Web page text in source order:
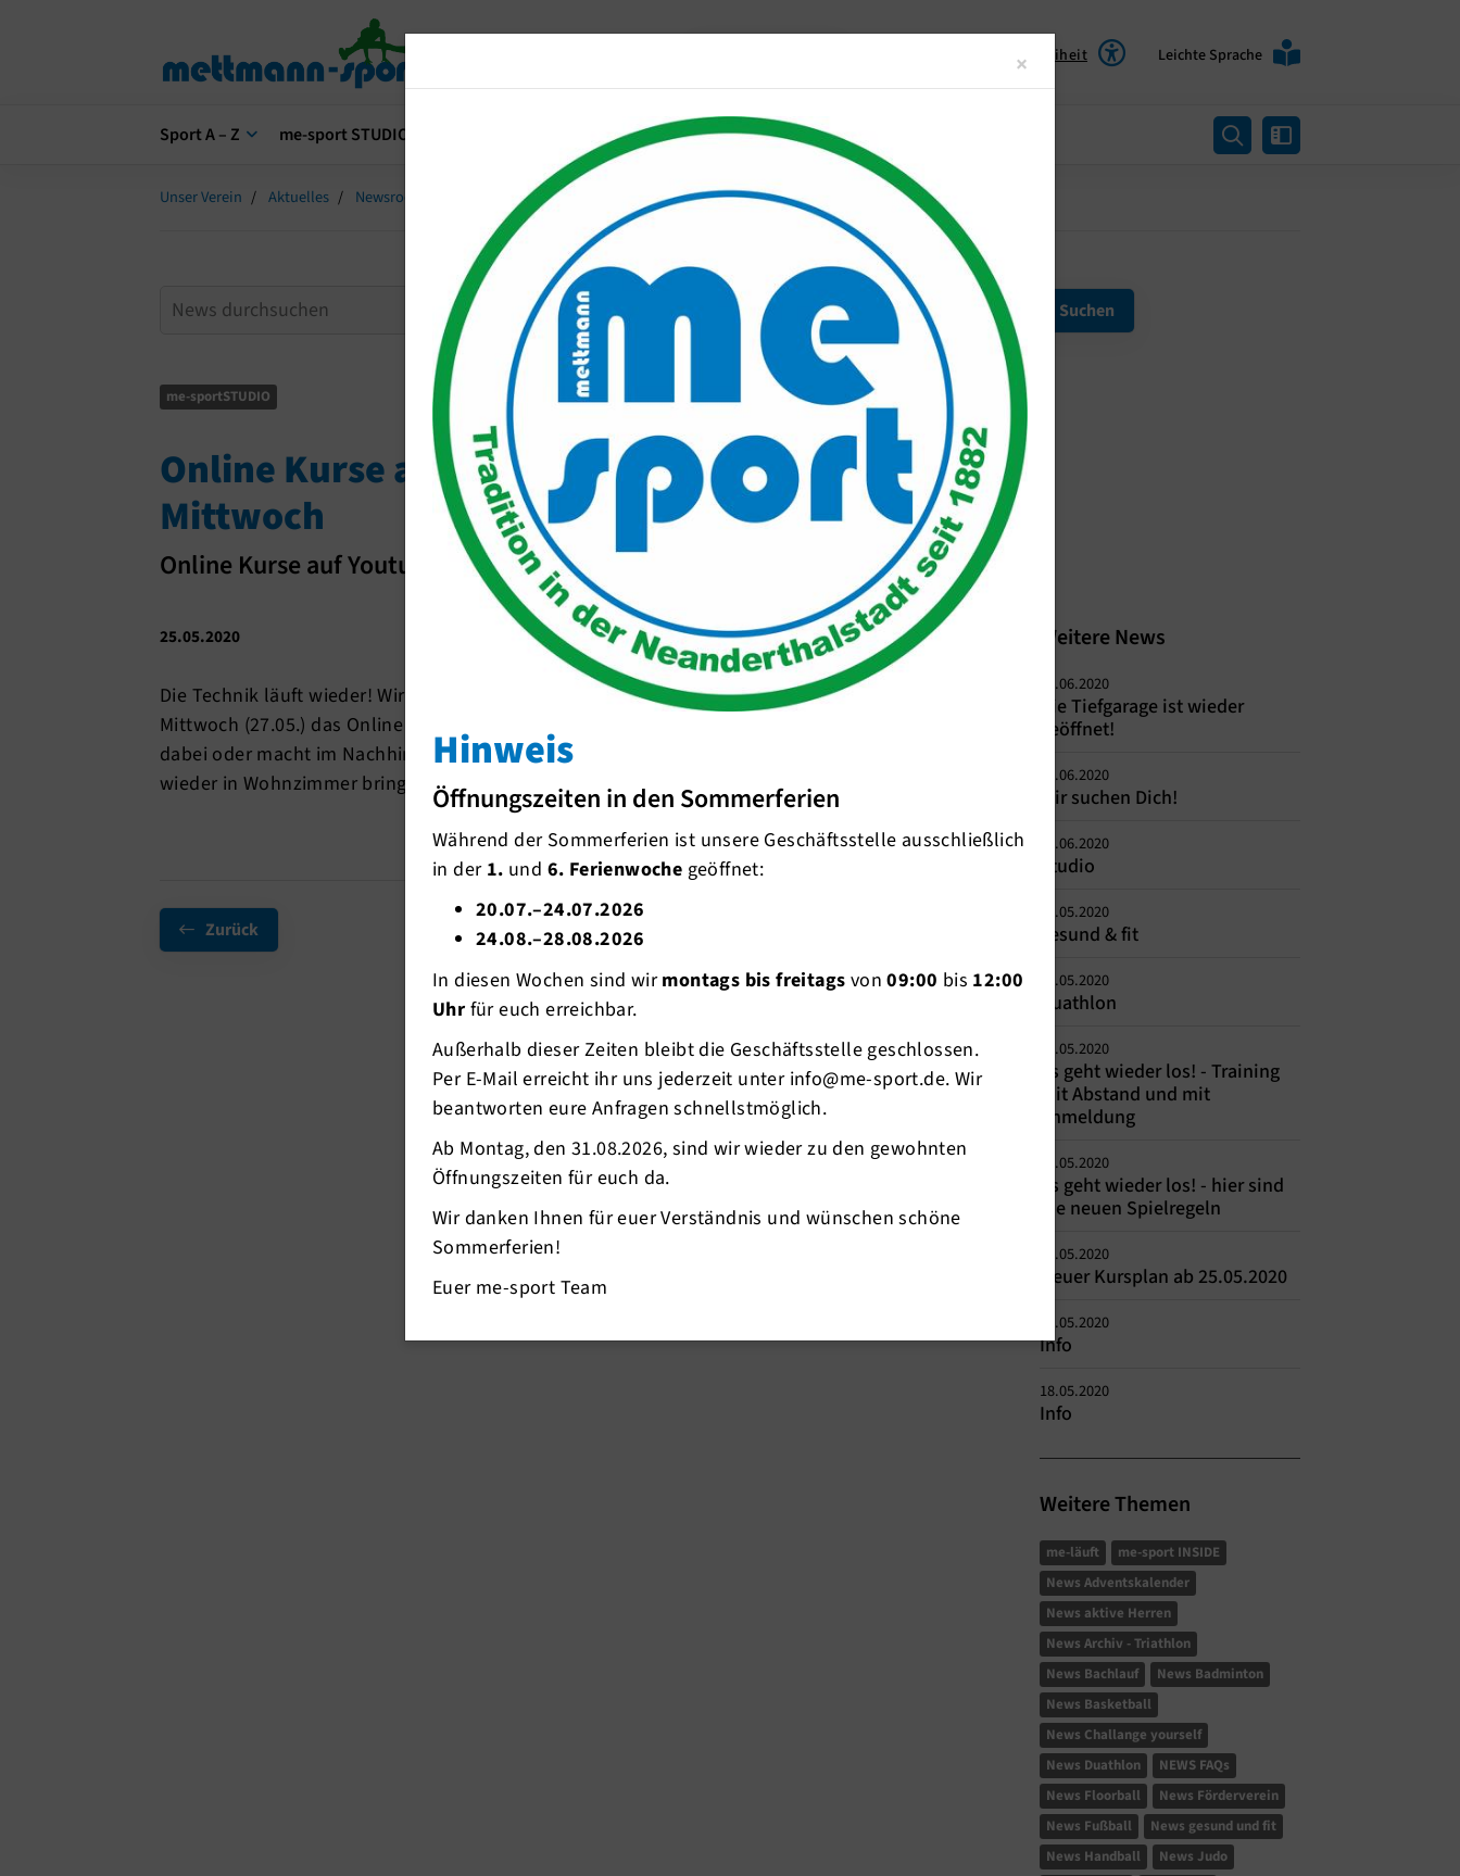
Barrierefreiheit Leichte Sprache
Sport A – Z me-sport STUDIO Unser Verein Mitgliederservice
Unser Verein Aktuelles Newsroom Online Kurse auf Youtube wieder ab Mittwoch
me-sportSTUDIO
Online Kurse auf Youtube wieder ab
Mittwoch
Online Kurse auf Youtube wieder ab Mittwoch
25.05.2020
Die Technik läuft wieder! Wir sind sehr froh euch mitteilen zu können, dass ab diesem
Mittwoch (27.05.) das Online Kursprogramm auf Youtube weiter gehen kann. Seid Live
dabei oder macht im Nachhinein die Aufzeichnung mit! Wir freuen uns, euch den Sport
wieder in Wohnzimmer bringen zu können!
Zurück
Weitere News
08.06.2020
Die Tiefgarage ist wieder
geöffnet!
03.06.2020
Wir suchen Dich!
03.06.2020
Studio
27.05.2020
gesund & fit
25.05.2020
Duathlon
23.05.2020
Es geht wieder los! - Training
mit Abstand und mit
Anmeldung
22.05.2020
Es geht wieder los! - hier sind
die neuen Spielregeln
19.05.2020
Neuer Kursplan ab 25.05.2020
19.05.2020
Info
18.05.2020
Info
Weitere Themen
me-läuft
me-sport INSIDE
News Adventskalender
News aktive Herren
News Archiv - Triathlon
News Bachlauf
News Badminton
News Basketball
News Challange yourself
News Duathlon
NEWS FAQs
News Floorball
News Förderverein
News Fußball
News gesund und fit
News Handball
News Judo
× Close
Hinweis
Öffnungszeiten in den Sommerferien
Während der Sommerferien ist unsere Geschäftsstelle ausschließlich
in der1. und 6. Ferienwoche geöffnet:
20.07.–24.07.2026
24.08.–28.08.2026
In diesen Wochen sind wirmontags bis freitags von09:00 bis 12:00
Uhr für euch erreichbar.
Außerhalb dieser Zeiten bleibt die Geschäftsstelle geschlossen.
Per E-Mail erreicht ihr uns jederzeit unter info@me-sport.de. Wir
beantworten eure Anfragen schnellstmöglich.
Ab Montag, den 31.08.2026, sind wir wieder zu den gewohnten
Öffnungszeiten für euch da.
Wir danken Ihnen für euer Verständnis und wünschen schöne
Sommerferien!
Euer me-sport Team